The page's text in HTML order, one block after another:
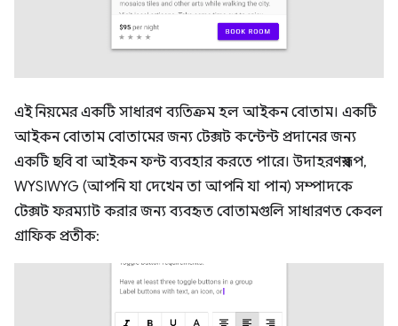
এই নিয়মের একটি সাধারণ ব্যতিক্রম হল আইকন বোতাম। একটি
আইকন বোতাম বোতামের জন্য টেক্সট কন্টেন্ট প্রদানের জন্য
একটি ছবি বা আইকন ফন্ট ব্যবহার করতে পারে। উদাহরণস্বরূপ,
WYSIWYG (আপনি যা দেখেন তা আপনি যা পান) সম্পাদকে
টেক্সট ফরম্যাট করার জন্য ব্যবহৃত বোতামগুলি সাধারণত কেবল
গ্রাফিক প্রতীক: